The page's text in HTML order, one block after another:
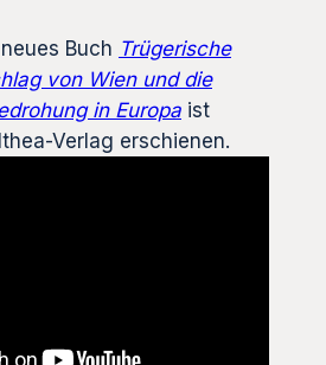
Buch Trügerische
von Wien und die
in Europa ist
Verlag erschienen.